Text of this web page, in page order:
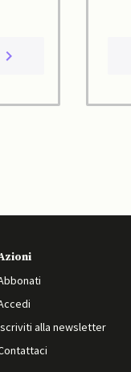
alla newsletter